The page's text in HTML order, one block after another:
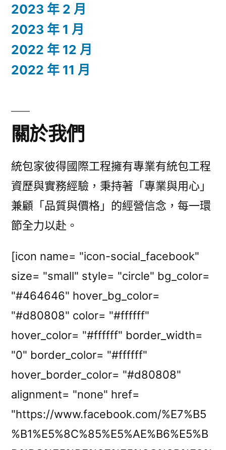
2023 年 2 月
2023 年 1 月
2022 年 12 月
2022 年 11 月
關於我們
統包家彼得國際工程擁有專業有統包工程
資歷與實務經驗，秉持著「專業與用心」
兼顧「品質與價格」的經營信念，每一環
節全力以赴。
[icon name= "icon-social_facebook"
size= "small" style= "circle" bg_color=
"#464646" hover_bg_color=
"#d80808" color= "#ffffff"
hover_color= "#ffffff" border_width=
"0" border_color= "#ffffff"
hover_border_color= "#d80808"
alignment= "none" href=
"https://www.facebook.com/%E7%B5
%B1%E5%8C%85%E5%AE%B6%E5%B